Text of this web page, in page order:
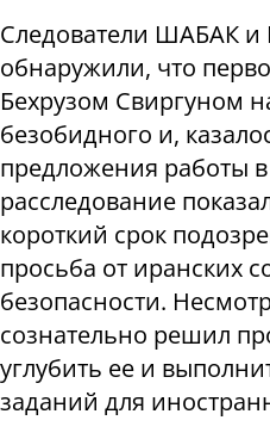
Следователи ШАБАК
обнаружили, что
Бехрузом Свиргуном
безобидного и,
предложения работы
расследование
короткий срок
просьба от иранских
безопасности.
сознательно решил
углубить ее и
заданий для